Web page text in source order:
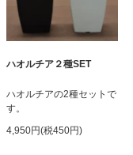
ハオルチア２種SET
ハオルチアの2種セットで
す。
4,950円(税450円)